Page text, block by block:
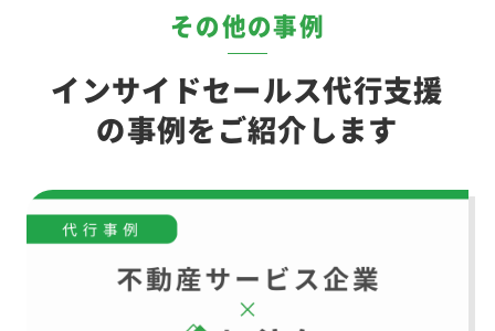
その他の事例
インサイドセールス代行支援
の事例をご紹介します